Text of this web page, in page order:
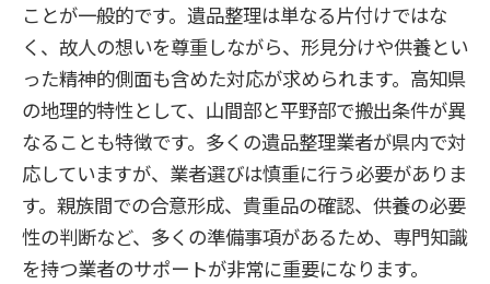
ことが一般的です。遺品整理は単なる片付けではな
く、故人の想いを尊重しながら、形見分けや供養とい
った精神的側面も含めた対応が求められます。高知県
の地理的特性として、山間部と平野部で搬出条件が異
なることも特徴です。多くの遺品整理業者が県内で対
応していますが、業者選びは慎重に行う必要がありま
す。親族間での合意形成、貴重品の確認、供養の必要
性の判断など、多くの準備事項があるため、専門知識
を持つ業者のサポートが非常に重要になります。